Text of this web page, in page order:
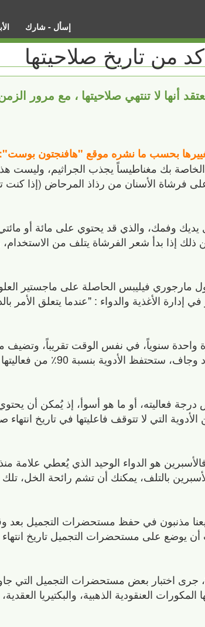
إسأل - شارك
من تاريخ صلاحيتها
أنها لا تنتهي صلاحيتها ، مع مرور
تغييرها بحسب ما نشره موقع "هافنجتون بوست":
فرشاة الأسنان الخاصة بك مغناطيساً يجذب الجراثيم،
فرشاة الأسنان من رذاذ المرحاض (إذا كنت
وفمك، والذي قد يحتوي على مائة أو
كل 3 أو 4 أشهر، أو أقل من ذلك إذا بدأ شعر الفرشاة يتلف من
مارجوري فيليبس الحاصلة على ماجستير
الأغذية والدواء : "عندما يتعلق الأمر
سنوياً، في نفس الوقت تقريباً، وتضيف
الصلاحية تضمن أنه مع التخزين الصحيح في مكان
درجة فعاليته، أو ما هو أسوأ، إذ يُمكن أن
التي لا تتوقف فاعليتها في تاريخ انتهاء
هو الدواء الوحيد الذي يُعطي علامة
بالتلف، يمكنك أن تشم رائحة الخل،
مذنبون في حفظ مستحضرات التجميل بعد
يوضع على مستحضرات التجميل تاريخ انتهاء
ففي تقرير أعدته محطة "إيه بي سي نيوز" عام 2010، جرى اختبار بعض مستحضرات
بما فيها المكورات العنقودية الذهبية، والبكتيريا